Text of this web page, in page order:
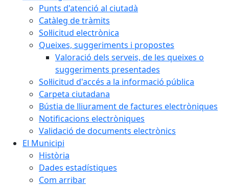
Punts d'atenció al ciutadà
Catàleg de tràmits
Sol·licitud electrònica
Queixes, suggeriments i propostes
Valoració dels serveis, de les queixes o
suggeriments presentades
Sol·licitud d'accés a la informació pública
Carpeta ciutadana
Bústia de lliurament de factures electròniques
Notificacions electròniques
Validació de documents electrònics
El Municipi
Història
Dades estadístiques
Com arribar